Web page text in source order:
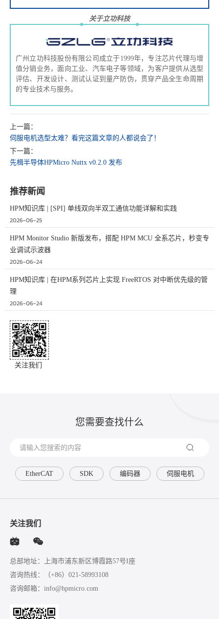
关于立功科技
广州立功科技股份有限公司成立于1999年，专注芯片代理与增
值分销业务，面向工业、汽车电子等领域，为客户提供从选型
评估、开发设计、测试认证到量产防伪，贯穿产品全生命周期
的专业技术与服务。
上一篇：
伺服电机选型太难？看完这篇文章的人都说会了！
下一篇：
先楫半导体HPMicro Nuttx v0.2.0 发布
推荐新闻
HPM知识库 | [SPI] 单线双向半双工通信功能详解和实践
2026-06-25
HPM Monitor Studio 新版发布，搭配 HPM MCU 全系芯片，秒变专
业调试示波器
2026-06-24
HPM知识库 | 在HPM系列芯片上实现 FreeRTOS 对中断优先级的管
理
2026-06-24
关注我们
您需要查找什么
EtherCAT SDK 编码器 伺服电机
关注我们
总部地址：上海市浦东新区博霞路57号I座
咨询热线：
（+86）021-58993108
咨询邮箱： info@hpmicro.com